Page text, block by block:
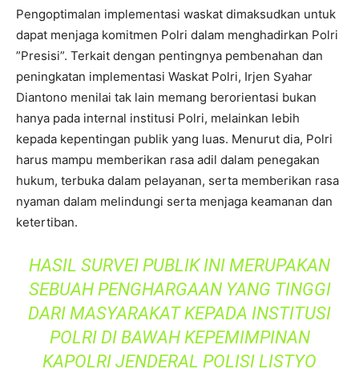
Pengoptimalan implementasi waskat dimaksudkan untuk
dapat menjaga komitmen Polri dalam menghadirkan Polri
”Presisi”. Terkait dengan pentingnya pembenahan dan
peningkatan implementasi Waskat Polri, Irjen Syahar
Diantono menilai tak lain memang berorientasi bukan
hanya pada internal institusi Polri, melainkan lebih
kepada kepentingan publik yang luas. Menurut dia, Polri
harus mampu memberikan rasa adil dalam penegakan
hukum, terbuka dalam pelayanan, serta memberikan rasa
nyaman dalam melindungi serta menjaga keamanan dan
ketertiban.
HASIL SURVEI PUBLIK INI MERUPAKAN
SEBUAH PENGHARGAAN YANG TINGGI
DARI MASYARAKAT KEPADA INSTITUSI
POLRI DI BAWAH KEPEMIMPINAN
KAPOLRI JENDERAL POLISI LISTYO